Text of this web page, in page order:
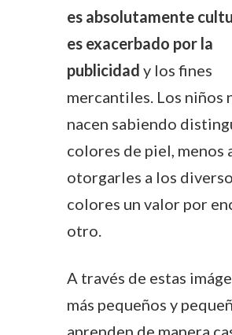
es absolutamente
es exacerbado por la
publicidad y los fines
mercantiles. Los niños
nacen sabiendo
colores de piel, menos
otorgarles a los
colores un valor por
otro.
A través de estas
más pequeños y
aprenden de manera